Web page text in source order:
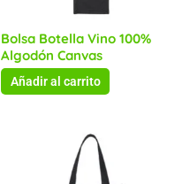
Bolsa Botella Vino 100%
Algodón Canvas
Añadir al carrito